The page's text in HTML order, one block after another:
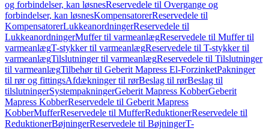
og forbindelser, kan løsnesReservedele til Overgange og
forbindelser, kan løsnesKompensatorerReservedele til
KompensatorerLukkeanordningerReservedele til
LukkeanordningerMuffer til varmeanlægReservedele til Muffer til
varmeanlægT-stykker til varmeanlægReservedele til T-stykker til
varmeanlægTilslutninger til varmeanlægReservedele til Tilslutninger
til varmeanlægTilbehør til Geberit Mapress El-ForzinketPakninger
til rør og fittingsAfdækninger til rørBeslag til rørBeslag til
tilslutningerSystempakningerGeberit Mapress KobberGeberit
Mapress KobberReservedele til Geberit Mapress
KobberMufferReservedele til MufferReduktionerReservedele til
ReduktionerBøjningerReservedele til BøjningerT-